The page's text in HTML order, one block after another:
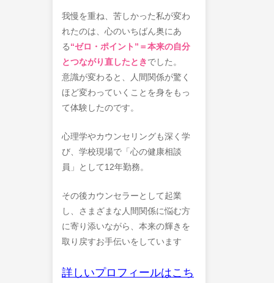
我慢を重ね、苦しかった私が変わ
れたのは、心のいちばん奥にあ
る“ゼロ・ポイント”＝本来の自分
とつながり直したときでした。
意識が変わると、人間関係が驚く
ほど変わっていくことを身をもっ
て体験したのです。
心理学やカウンセリングも深く学
び、学校現場で「心の健康相談
員」として12年勤務。
その後カウンセラーとして起業
し、さまざまな人間関係に悩む方
に寄り添いながら、本来の輝きを
取り戻すお手伝いをしています
詳しいプロフィールはこち